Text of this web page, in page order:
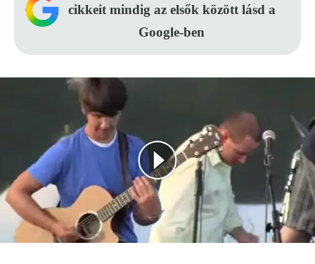
cikkeit mindig az elsők között lásd a
Google-ben